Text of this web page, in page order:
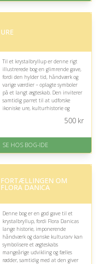
på 4.8 ud af 5
URE
Til et krystalbryllup er denne rigt
illustrerede bog en glimrende gave,
fordi den hylder tid, håndværk og
varige værdier – oplagte symboler
på et langt ægteskab. Den inviterer
samtidig parret til at udforske
ikoniske ure, kulturhistorie og
På lager
Levering: 1-3 hverdage -
Gratis fragt
på 4.6 ud af 5
500kr
SE HOS BOG-IDE
FORTÆLLINGEN OM
FLORA DANICA
Denne bog er en god gave til et
krystalbryllup, fordi Flora Danicas
lange historie, imponerende
håndværk og danske kulturarv kan
symbolisere et ægteskabs
mangeårige udvikling og fælles
rødder, samtidig med at den giver